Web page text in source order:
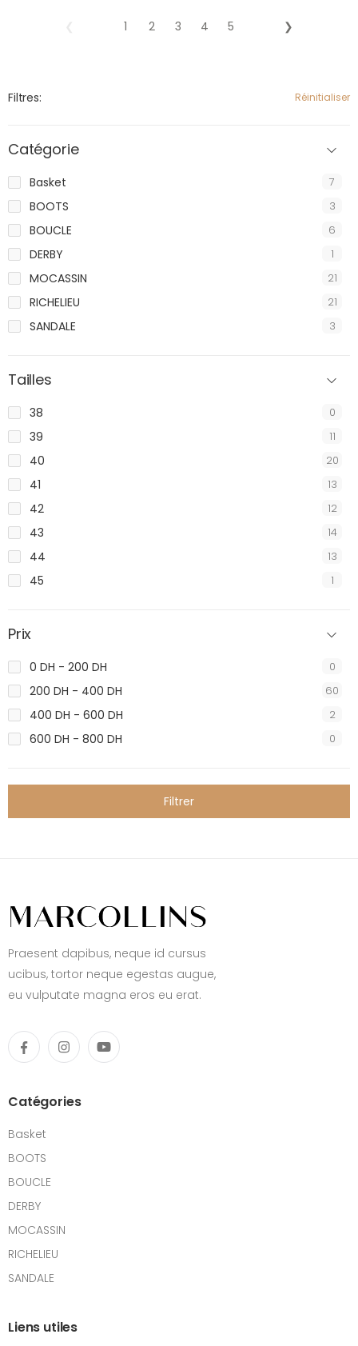
1 2 3 4 5 ❯
Filtres: Réinitialiser
Catégorie
Basket 7
BOOTS 3
BOUCLE 6
DERBY 1
MOCASSIN 21
RICHELIEU 21
SANDALE 3
Tailles
38 0
39 11
40 20
41 13
42 12
43 14
44 13
45 1
Prix
0 DH - 200 DH 0
200 DH - 400 DH 60
400 DH - 600 DH 2
600 DH - 800 DH 0
Filtrer
Praesent dapibus, neque id cursus
ucibus, tortor neque egestas augue,
eu vulputate magna eros eu erat.
Catégories
Basket
BOOTS
BOUCLE
DERBY
MOCASSIN
RICHELIEU
SANDALE
Liens utiles